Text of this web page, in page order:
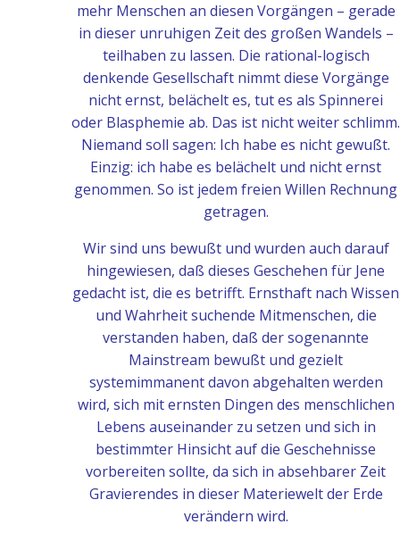
mehr Menschen an diesen Vorgängen – gerade
in dieser unruhigen Zeit des großen Wandels –
teilhaben zu lassen. Die rational-logisch
denkende Gesellschaft nimmt diese Vorgänge
nicht ernst, belächelt es, tut es als Spinnerei
oder Blasphemie ab. Das ist nicht weiter schlimm.
Niemand soll sagen: Ich habe es nicht gewußt.
Einzig: ich habe es belächelt und nicht ernst
genommen. So ist jedem freien Willen Rechnung
getragen.
Wir sind uns bewußt und wurden auch darauf
hingewiesen, daß dieses Geschehen für Jene
gedacht ist, die es betrifft. Ernsthaft nach Wissen
und Wahrheit suchende Mitmenschen, die
verstanden haben, daß der sogenannte
Mainstream bewußt und gezielt
systemimmanent davon abgehalten werden
wird, sich mit ernsten Dingen des menschlichen
Lebens auseinander zu setzen und sich in
bestimmter Hinsicht auf die Geschehnisse
vorbereiten sollte, da sich in absehbarer Zeit
Gravierendes in dieser Materiewelt der Erde
verändern wird.